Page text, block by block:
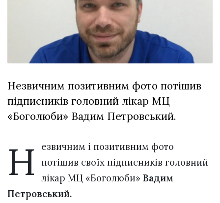
Спартакіада
VolWe...
29 Липня 2026
555 переглядів
Всі розділи
Лайф
Афіша
ZONE 18+
Політика конфіденційності
Незвичним позитивним фото потішив
підписників головний лікар МЦ
«Боголюби» Вадим Петровський.
Н
езвичним і позитивним фото
потішив своїх підписників головний
лікар МЦ «Боголюби»Вадим
Петровський.